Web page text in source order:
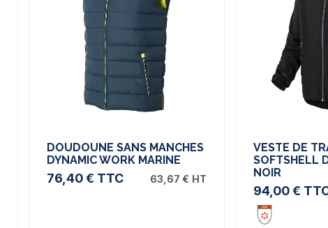
DOUDOUNE SANS MANCHES
DYNAMIC WORK MARINE
76,40 € TTC 63,67 € HT
VESTE DE
SOFTSHELL
NOIR
94,00 €